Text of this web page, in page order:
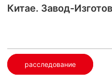
Китае. Завод-
расследование